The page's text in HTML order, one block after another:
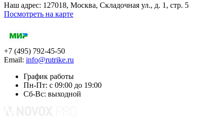
Наш адрес: 127018, Москва, Складочная ул., д. 1, cтр. 5
Посмотреть на карте
+7 (495) 792-45-50
Email: info@rutrike.ru
График работы
Пн-Пт: с 09:00 до 19:00
Сб-Вс: выходной